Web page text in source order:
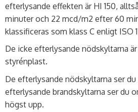
efterlysande effekten är HI 150,
minuter och 22 mcd/m2 efter 60
klassificeras som klass C enligt ISO
De icke efterlysande nödskyltarna
styrénplast.
De efterlysande nödskyltarna ser
efterlysande brandskyltarna ser du
högst upp.